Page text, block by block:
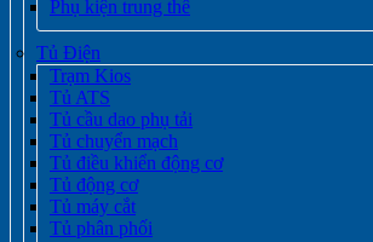
Phụ kiện trung thế
Tủ Điện
Trạm Kios
Tủ ATS
Tủ cầu dao phụ tải
Tủ chuyển mạch
Tủ điều khiển động cơ
Tủ động cơ
Tủ máy cắt
Tủ phân phối